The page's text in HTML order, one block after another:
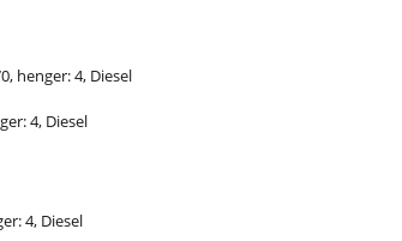
henger: 4, Diesel
4, Diesel
4, Diesel